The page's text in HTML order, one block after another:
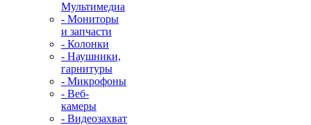
Мультимедиа
- Мониторы
и запчасти
- Колонки
- Наушники,
гарнитуры
- Микрофоны
- Веб-
камеры
- Видеозахват